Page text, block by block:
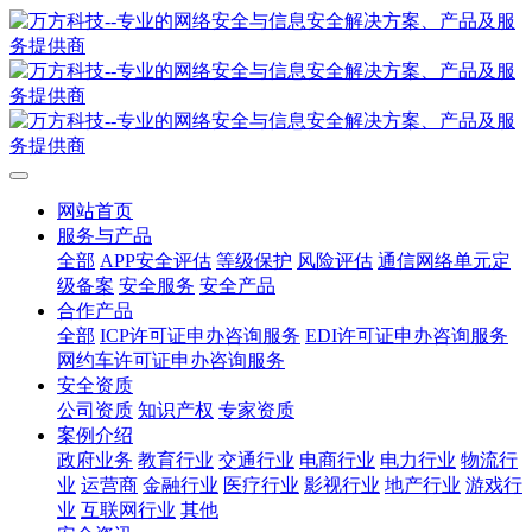
网站首页
服务与产品
全部 APP安全评估 等级保护 风险评估 通信网络单元定
级备案 安全服务 安全产品
合作产品
全部 ICP许可证申办咨询服务 EDI许可证申办咨询服务
网约车许可证申办咨询服务
安全资质
公司资质 知识产权 专家资质
案例介绍
政府业务 教育行业 交通行业 电商行业 电力行业 物流行
业 运营商 金融行业 医疗行业 影视行业 地产行业 游戏行
业 互联网行业 其他